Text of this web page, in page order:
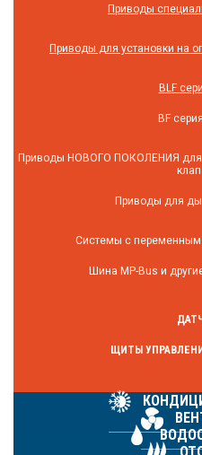
Приводы
Приводы для установки на
BLF
BF
Приводы НОВОГО ПОКОЛЕНИЯ для
Приводы для
Системы с переменным
Шина MP-Bus и
ЩИТЫ